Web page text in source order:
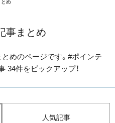
とめ
事まとめ
めのページです。#ポインテ
34件をピックアップ！
人気記事